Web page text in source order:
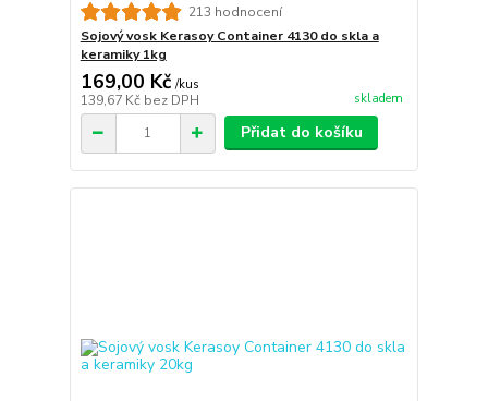
213 hodnocení
Sojový vosk Kerasoy Container 4130 do skla a
keramiky 1kg
169,00 Kč /kus
139,67 Kč bez DPH skladem
Přidat do košíku